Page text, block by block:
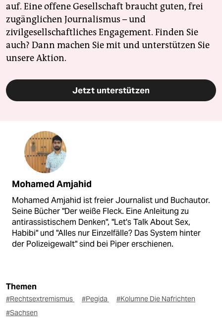
auf. Eine offene Gesellschaft braucht guten, frei
zugänglichen Journalismus – und
zivilgesellschaftliches Engagement. Finden Sie
auch? Dann machen Sie mit und unterstützen Sie
unsere Aktion.
Jetzt unterstützen
Mohamed Amjahid
Mohamed Amjahid ist freier Journalist und Buchautor.
Seine Bücher "Der weiße Fleck. Eine Anleitung zu
antirassistischem Denken", "Let's Talk About Sex,
Habibi" und "Alles nur Einzelfälle? Das System hinter
der Polizeigewalt" sind bei Piper erschienen.
Themen
#Rechtsextremismus #Pegida
#Kolumne Die Nafrichten
#Sachsen